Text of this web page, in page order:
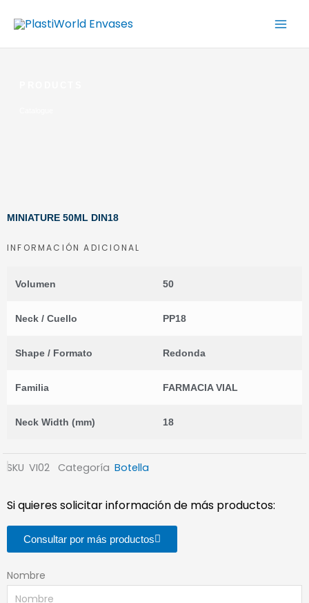
contenido
MINIATURE 50ML DIN18
INFORMACIÓN ADICIONAL
Volumen 50
Neck / Cuello PP18
Shape / Formato Redonda
Familia FARMACIA VIAL
Neck Width (mm) 18
SKU VI02 Categoría Botella
Si quieres solicitar información de más productos:
Consultar por más productos
Nombre